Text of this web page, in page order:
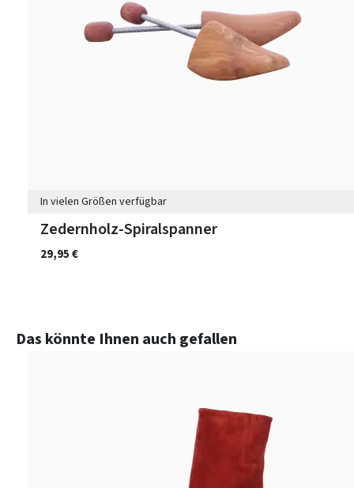
In vielen Größen verfügbar
Zedernholz-Spiralspanner
29,95 €
Produktgalerie überspringen
Das könnte Ihnen auch gefallen